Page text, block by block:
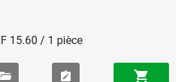
15.60 / 1 pièce